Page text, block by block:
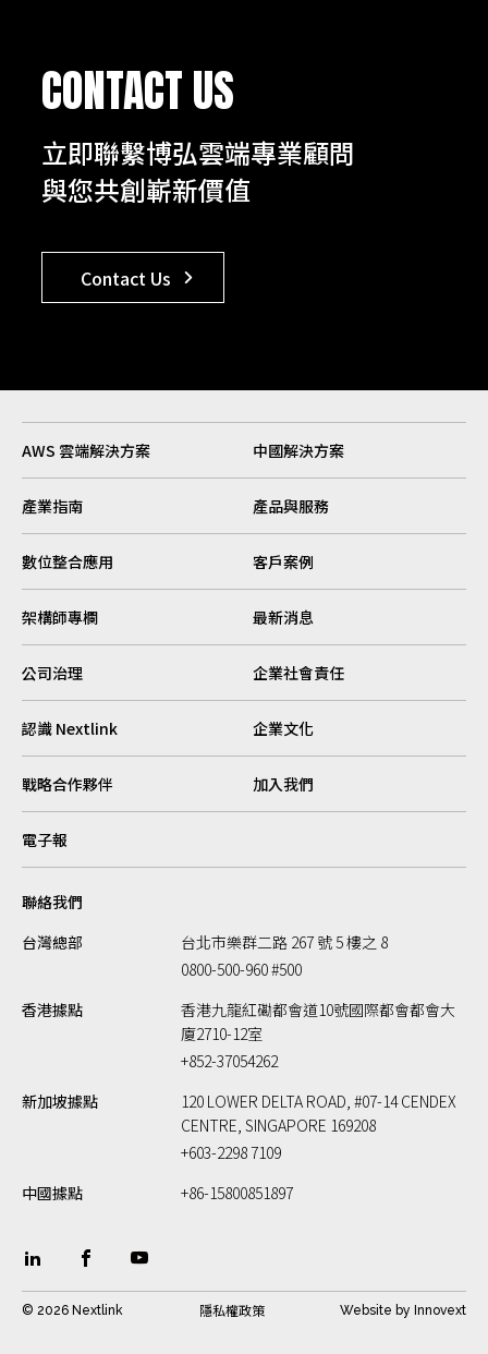
CONTACT US
立即聯繫博弘雲端專業顧問
與您共創嶄新價值
Contact Us
AWS 雲端解決方案 中國解決方案
產業指南 產品與服務
數位整合應用 客戶案例
架構師專欄 最新消息
公司治理 企業社會責任
認識 Nextlink 企業文化
戰略合作夥伴 加入我們
電子報
聯絡我們
台灣總部
台北市樂群二路 267 號 5 樓之 8
0800-500-960 #500
香港據點
香港九龍紅磡都會道10號國際都會都會大
廈2710-12室
+852-37054262
新加坡據點
120 LOWER DELTA ROAD, #07-14 CENDEX
CENTRE, SINGAPORE 169208
+603-2298 7109
中國據點
+86-15800851897
© 2026 Nextlink 隱私權政策 Website by Innovext